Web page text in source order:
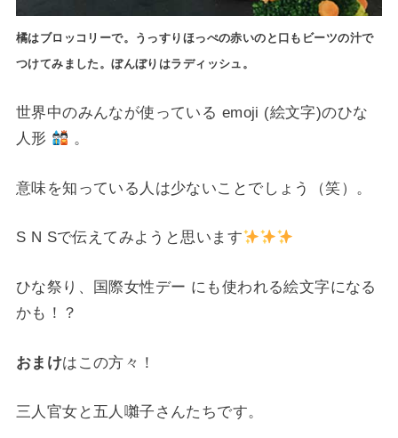
橘はブロッコリーで。うっすりほっぺの赤いのと口もビーツの汁で
つけてみました。ぼんぼりはラディッシュ。
世界中のみんなが使っている emoji (絵文字)のひな
人形
。
意味を知っている人は少ないことでしょう（笑）。
S N Sで伝えてみようと思います
ひな祭り、国際女性デー にも使われる絵文字になる
かも！？
おまけはこの方々！
三人官女と五人囃子さんたちです。